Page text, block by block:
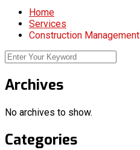
Home
Services
Construction Management
Archives
No archives to show.
Categories